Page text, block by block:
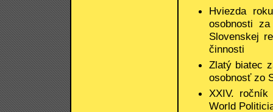
Hviezda
osobnosti
Slovenskej
činnosti
Zlatý biatec
osobnosť zo
XXIV.
World